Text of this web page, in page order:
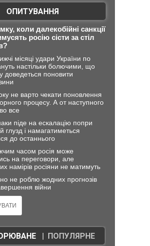
ОПИТУВАННЯ
коли далекобійні санкції
росію сісти за стіл
місяці удари України по
настільки болючими, що
доведеться поновити
не варто чекати поновлення
процесу. А от наступного
все
піде на ескалацію попри
глузд і намагатиметься
до останнього
часом росія може
на переговори, але
намірів росіяни не матимуть
не роблю жодних прогнозів
війни
| ПОПУЛЯРНЕ